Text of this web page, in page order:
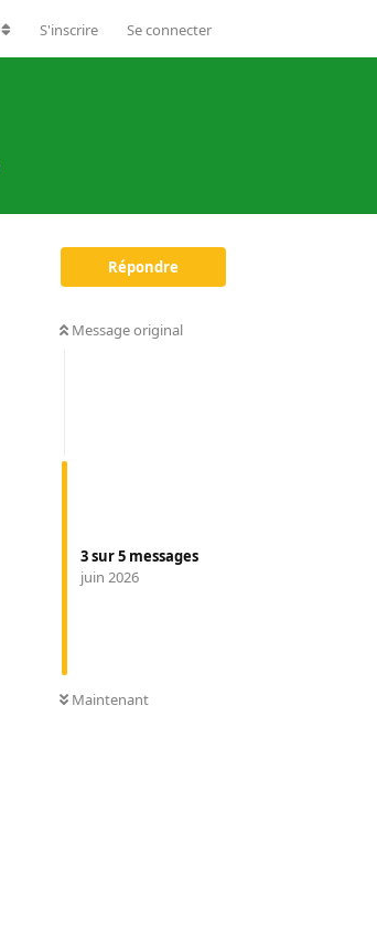
S'inscrire Se connecter
Répondre
Message original
3sur5 messages
juin 2026
Maintenant